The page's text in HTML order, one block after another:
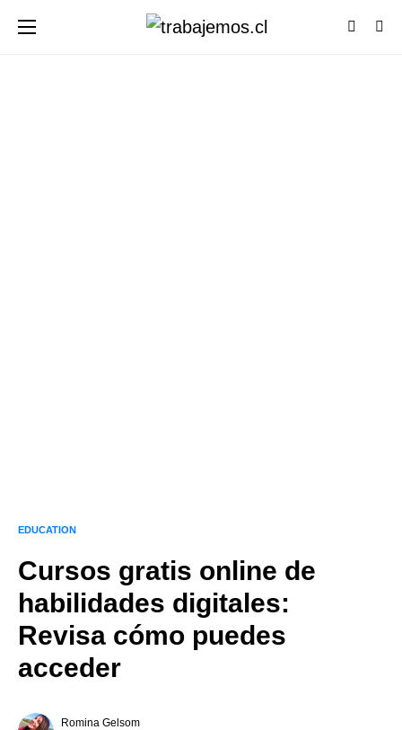
EDUCATION
Cursos gratis online de
habilidades digitales:
Revisa cómo puedes
acceder
Romina Gelsom